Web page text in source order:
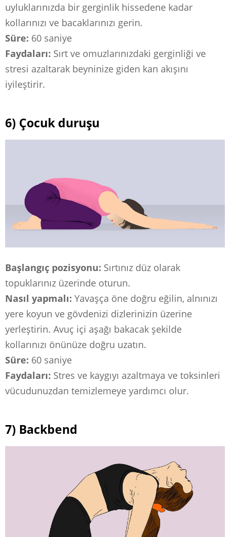
uyluklarınızda bir gerginlik hissedene kadar
kollarınızı ve bacaklarınızı gerin.
Süre: 60 saniye
Faydaları: Sırt ve omuzlarınızdaki gerginliği ve
stresi azaltarak beyninize giden kan akışını
iyileştirir.
6) Çocuk duruşu
Başlangıç ​​pozisyonu: Sırtınız düz olarak
topuklarınız üzerinde oturun.
Nasıl yapmalı: Yavaşça öne doğru eğilin, alnınızı
yere koyun ve gövdenizi dizlerinizin üzerine
yerleştirin. Avuç içi aşağı bakacak şekilde
kollarınızı önünüze doğru uzatın.
Süre: 60 saniye
Faydaları: Stres ve kaygıyı azaltmaya ve toksinleri
vücudunuzdan temizlemeye yardımcı olur.
7) Backbend